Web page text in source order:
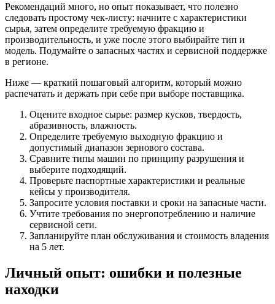
Рекомендаций много, но опыт показывает, что полезно
следовать простому чек-листу: начните с характеристики
сырья, затем определите требуемую фракцию и
производительность, и уже после этого выбирайте тип и
модель. Подумайте о запасных частях и сервисной поддержке
в регионе.
Ниже — краткий пошаговый алгоритм, который можно
распечатать и держать при себе при выборе поставщика.
Оцените входное сырье: размер кусков, твердость,
абразивность, влажность.
Определите требуемую выходную фракцию и
допустимый диапазон зернового состава.
Сравните типы машин по принципу разрушения и
выберите подходящий.
Проверьте паспортные характеристики и реальные
кейсы у производителя.
Запросите условия поставки и сроки на запасные части.
Учтите требования по энергопотреблению и наличие
сервисной сети.
Запланируйте план обслуживания и стоимость владения
на 5 лет.
Личный опыт: ошибки и полезные
находки